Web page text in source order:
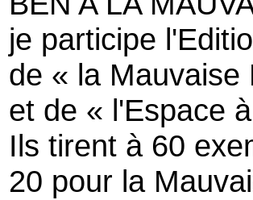
je participe
de « la Mauvaise
et de « l'Espace
Ils tirent à 60
20 pour la